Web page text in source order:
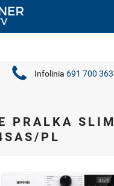
Infolinia 691 700 363
PRALKA SLIM
PL